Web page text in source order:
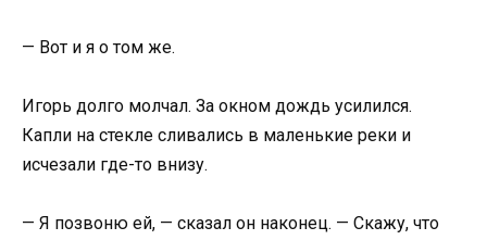
— Вот и я о том же.
Игорь долго молчал. За окном дождь усилился.
Капли на стекле сливались в маленькие реки и
исчезали где-то внизу.
— Я позвоню ей, — сказал он наконец. — Скажу, что